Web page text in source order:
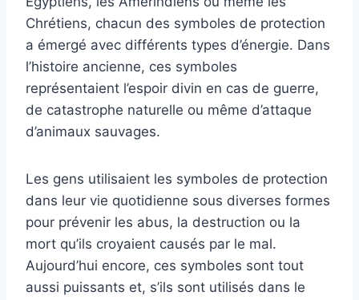
Chrétiens, chacun des symboles de protection
a émergé avec différents types d’énergie. Dans
l’histoire ancienne, ces symboles
représentaient l’espoir divin en cas de guerre,
de catastrophe naturelle ou même d’attaque
d’animaux sauvages.
Les gens utilisaient les symboles de protection
dans leur vie quotidienne sous diverses formes
pour prévenir les abus, la destruction ou la
mort qu’ils croyaient causés par le mal.
Aujourd’hui encore, ces symboles sont tout
aussi puissants et, s’ils sont utilisés dans le